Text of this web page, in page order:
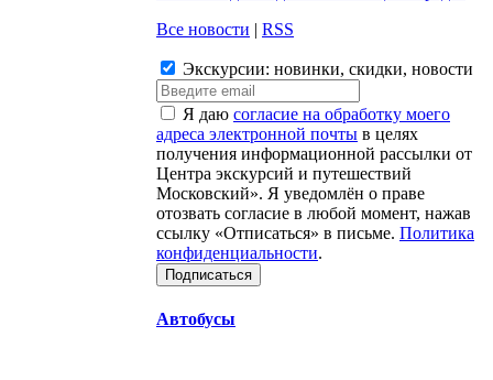
Все новости | RSS
Экскурсии: новинки, скидки, новости
Я даю согласие на обработку моего
адреса электронной почты в целях
получения информационной рассылки от
Центра экскурсий и путешествий
Московский». Я уведомлён о праве
отозвать согласие в любой момент, нажав
ссылку «Отписаться» в письме. Политика
конфиденциальности.
Автобусы